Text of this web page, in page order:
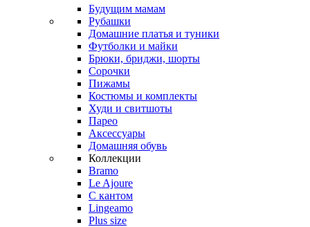
Будущим мамам
Рубашки
Домашние платья и туники
Футболки и майки
Брюки, бриджи, шорты
Сорочки
Пижамы
Костюмы и комплекты
Худи и свитшоты
Парео
Аксессуары
Домашняя обувь
Коллекции
Bramo
Le Ajoure
С кантом
Lingeamo
Plus size